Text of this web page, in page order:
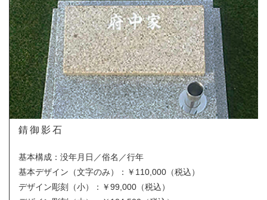
錆御影石
基本構成：没年月日／俗名／行年
基本デザイン（文字のみ）
：￥110,000（税込）
デザイン彫刻（小）：￥99,000（税込）